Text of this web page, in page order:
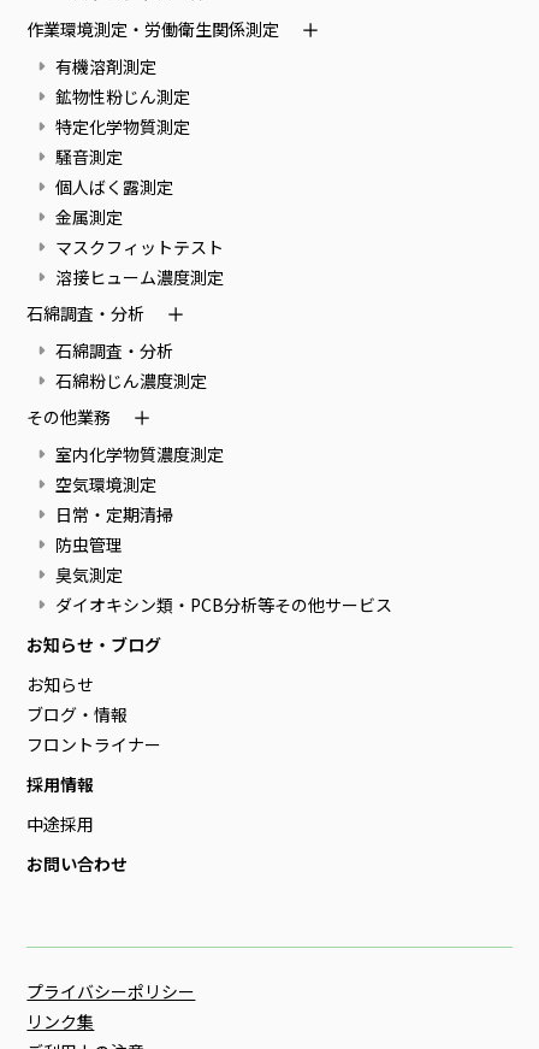
作業環境測定・労働衛生関係測定
有機溶剤測定
鉱物性粉じん測定
特定化学物質測定
騒音測定
個人ばく露測定
金属測定
マスクフィットテスト
溶接ヒューム濃度測定
石綿調査・分析
石綿調査・分析
石綿粉じん濃度測定
その他業務
室内化学物質濃度測定
空気環境測定
日常・定期清掃
防虫管理
臭気測定
ダイオキシン類・PCB分析等その他サービス
お知らせ・ブログ
お知らせ
ブログ・情報
フロントライナー
採用情報
中途採用
お問い合わせ
プライバシーポリシー
リンク集